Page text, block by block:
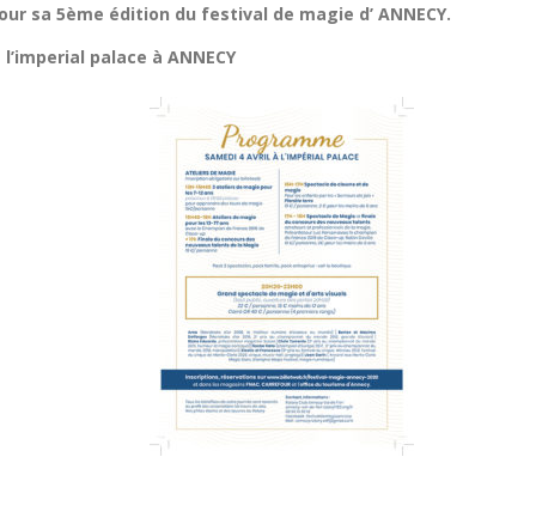
sa 5ème édition du festival de magie d’ ANNECY.
palace à ANNECY